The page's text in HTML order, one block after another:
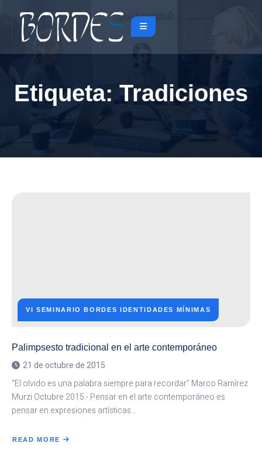
Etiqueta: Tradiciones
VI SEMINARIO BORDES IDENTIDADES MÍNIMAS
Palimpsesto tradicional en el arte contemporáneo
21 de octubre de 2015
“El olvido es una palabra siempre para recordar” Marco Ramírez
Murzi Octubre 2015.- Pensar en el arte contemporáneo es
pensar en expresiones artísticas…
READ MORE
ABOUT